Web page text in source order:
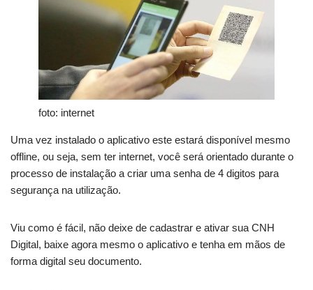
foto: internet
Uma vez instalado o aplicativo este estará disponível mesmo
offline, ou seja, sem ter internet, você será orientado durante o
processo de instalação a criar uma senha de 4 digitos para
segurança na utilização.
Viu como é fácil, não deixe de cadastrar e ativar sua CNH
Digital, baixe agora mesmo o aplicativo e tenha em mãos de
forma digital seu documento.